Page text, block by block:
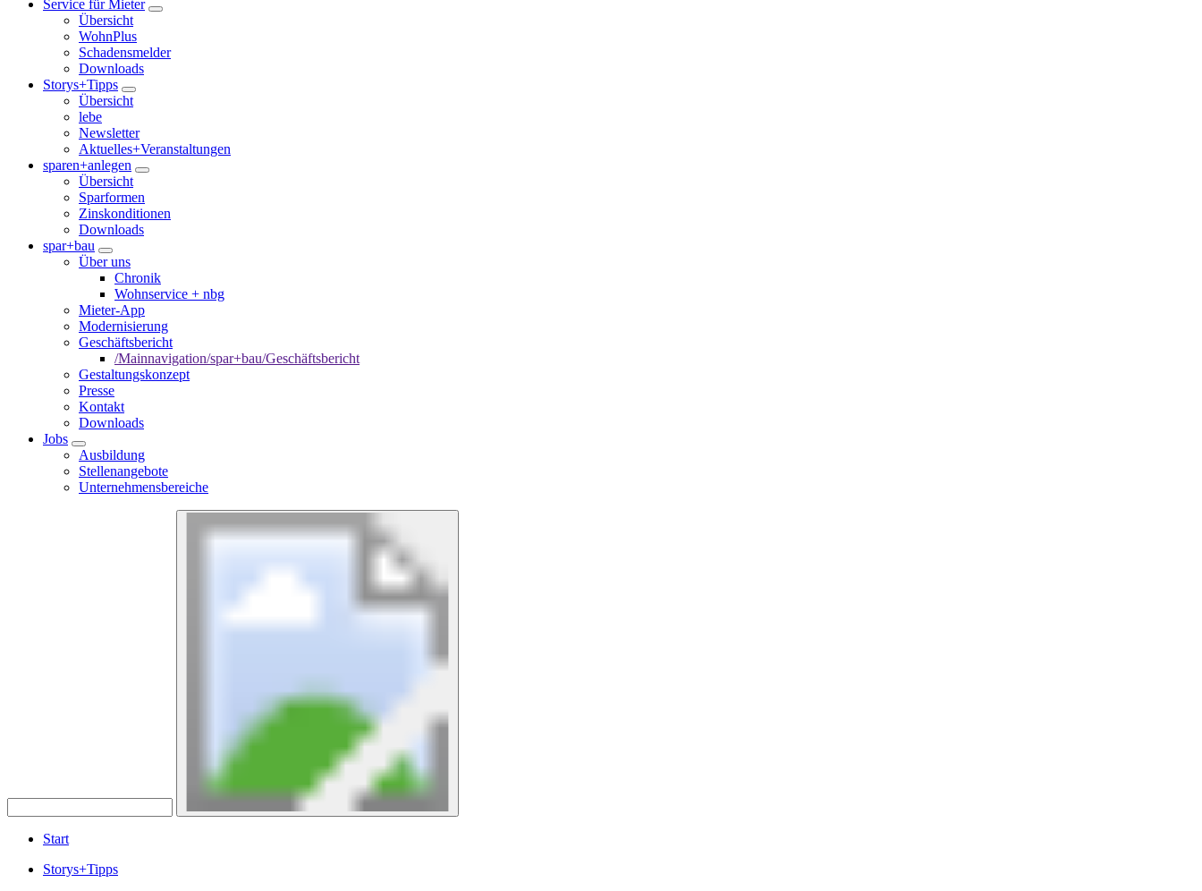
Service für Mieter
Übersicht
WohnPlus
Schadensmelder
Downloads
Storys+Tipps
Übersicht
lebe
Newsletter
Aktuelles+Veranstaltungen
sparen+anlegen
Übersicht
Sparformen
Zinskonditionen
Downloads
spar+bau
Über uns
Chronik
Wohnservice + nbg
Mieter-App
Modernisierung
Geschäftsbericht
/Mainnavigation/spar+bau/Geschäftsbericht
Gestaltungskonzept
Presse
Kontakt
Downloads
Jobs
Ausbildung
Stellenangebote
Unternehmensbereiche
Start
Storys+Tipps